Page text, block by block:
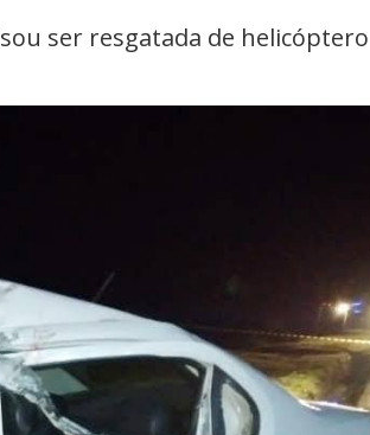
ser resgatada de helicóptero